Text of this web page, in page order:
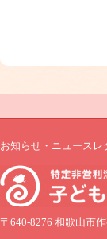
お知らせ・ニュースレ
〒640-8276 和歌山市